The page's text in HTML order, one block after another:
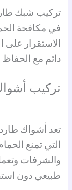
تركيب شبك
في مكافحة
الاستقرار
دائم مع الحفاظ
تركيب
تعد أشواك طارد
التي تمنع
والشرفات
طبيعي دون